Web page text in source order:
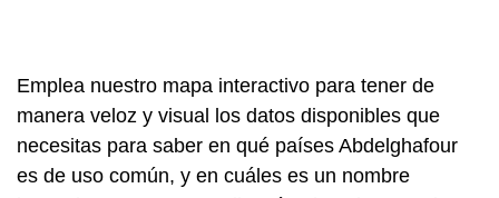
Emplea nuestro mapa interactivo para tener de
manera veloz y visual los datos disponibles que
necesitas para saber en qué países Abdelghafour
es de uso común, y en cuáles es un nombre